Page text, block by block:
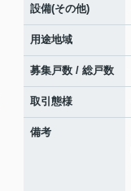
設備(その他)
用途地域
募集戸数 / 総戸数
取引態様
備考